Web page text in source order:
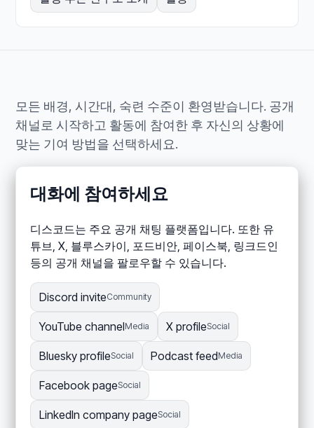
모든 배경, 시간대, 숙련 수준이 환영받습니다. 공개
채널로 시작하고 활동에 참여한 후 자신의 상황에
맞는 기여 방법을 선택하세요.
대화에 참여하세요
디스코드는 주요 공개 채팅 플랫폼입니다. 또한 유
튜브, X, 블루스카이, 포드비안, 페이스북, 링크드인
등의 공개 채널을 팔로우할 수 있습니다.
Discord inviteCommunity
YouTube channelMedia X profileSocial
Bluesky profileSocial Podcast feedMedia
Facebook pageSocial
LinkedIn company pageSocial